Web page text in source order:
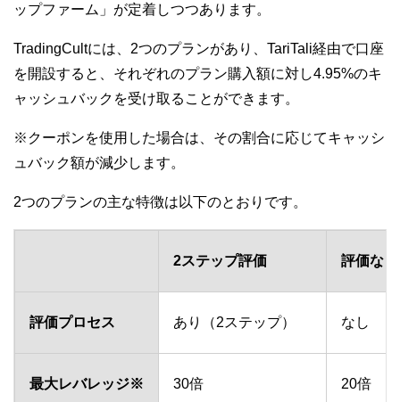
ップファーム」が定着しつつあります。
TradingCultには、2つのプランがあり、TariTali経由で口座
を開設すると、それぞれのプラン購入額に対し4.95%のキ
ャッシュバックを受け取ることができます。
※クーポンを使用した場合は、その割合に応じてキャッシ
ュバック額が減少します。
2つのプランの主な特徴は以下のとおりです。
2ステップ評価 評価なし
評価プロセス あり（2ステップ） なし
最大レバレッジ※ 30倍 20倍